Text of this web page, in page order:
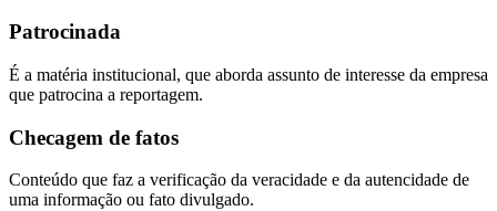
Patrocinada
É a matéria institucional, que aborda assunto de interesse da empresa
que patrocina a reportagem.
Checagem de fatos
Conteúdo que faz a verificação da veracidade e da autencidade de
uma informação ou fato divulgado.